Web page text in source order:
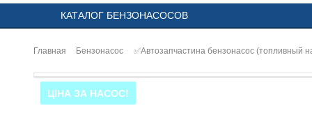
КАТАЛОГ БЕНЗОНАСОСОВ
Главная Бензонасос ✅Автозапчастина бензонасос (топливный
ЦІНА ЗА НАСОС!